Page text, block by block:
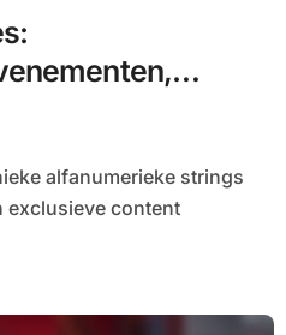
exclusieve content